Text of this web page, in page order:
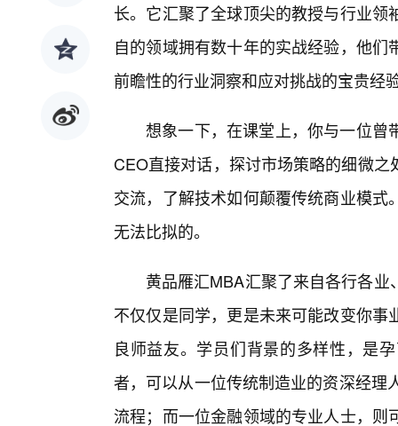
长。它汇聚了全球顶尖的教授与行业
自的领域拥有数十年的实战经验，他
前瞻性的行业洞察和应对挑战的宝贵经
想象一下，在课堂上，你与一位曾
CEO直接对话，探讨市场策略的细微
交流，了解技术如何颠覆传统商业模
无法比拟的。
黄品雁汇MBA汇聚了来自各行各
不仅仅是同学，更是未来可能改变你
良师益友。学员们背景的多样性，是
者，可以从一位传统制造业的资深经
流程；而一位金融领域的专业人士，